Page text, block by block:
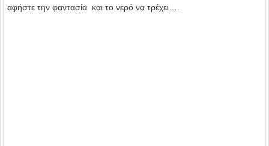
αφήστε την φαντασία και το νερό να τρέχει….